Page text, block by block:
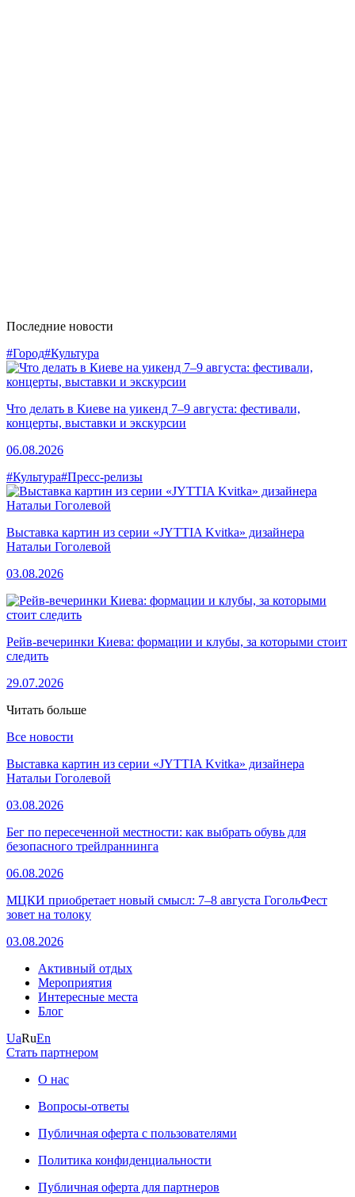
Последние новости
#Город#Культура
Что делать в Киеве на уикенд 7–9 августа: фестивали,
концерты, выставки и экскурсии
06.08.2026
#Культура#Пресс-релизы
Выставка картин из серии «JYTTIA Kvitka» дизайнера
Натальи Гоголевой
03.08.2026
Рейв-вечеринки Киева: формации и клубы, за которыми стоит
следить
29.07.2026
Читать больше
Все новости
Выставка картин из серии «JYTTIA Kvitka» дизайнера
Натальи Гоголевой
03.08.2026
Бег по пересеченной местности: как выбрать обувь для
безопасного трейлраннинга
06.08.2026
МЦКИ приобретает новый смысл: 7–8 августа ГогольФест
зовет на толоку
03.08.2026
Активный отдых
Мероприятия
Интересные места
Блог
UaRuEn
Стать партнером
О нас
Вопросы-ответы
Публичная оферта с пользователями
Политика конфиденциальности
Публичная оферта для партнеров